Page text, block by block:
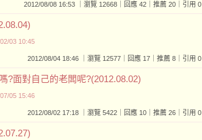
2012/08/08 16:53 ｜瀏覽 12668｜回應 42｜推薦 20｜引用 0
03 10:45
2012/08/04 18:46 ｜瀏覽 12577｜回應 17｜推薦 8｜引用 0
?面對自己的老闆呢?(2012.08.02)
05 15:46
2012/08/02 17:18 ｜瀏覽 5422｜回應 10｜推薦 26｜引用 0